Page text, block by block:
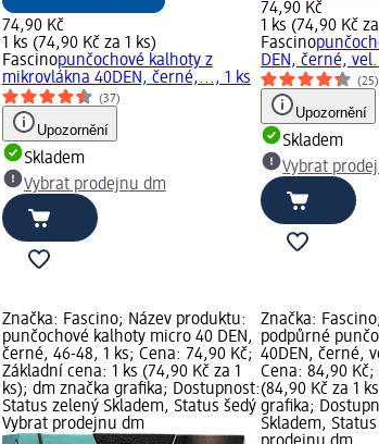
74,90 Kč
1 ks (74,90 Kč za 1 ks)
Fascinopunčochové kalhoty z
mikrovlákna 40DEN, černé,..., 1 ks
(37)
Upozornění
Skladem
Vybrat prodejnu dm
74,90 Kč
1 ks (74,90 Kč
Fascino
DEN, černé,
(25)
Upozornění
Skladem
Vybrat
Značka: Fascino; Název produktu:
punčochové kalhoty micro 40 DEN,
černé, 46-48, 1 ks; Cena: 74,90 Kč;
Základní cena: 1 ks (74,90 Kč za 1
ks); dm značka grafika; Dostupnost:
Status zelený Skladem, Status šedý
Vybrat prodejnu dm
Značka:
podpůrné
40DEN, černé,
Cena: 84,90 Kč;
(84,90 Kč za 1
grafika;
Skladem,